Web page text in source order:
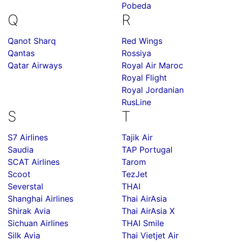
Pobeda
Q
Qanot Sharq
Qantas
Qatar Airways
R
Red Wings
Rossiya
Royal Air Maroc
Royal Flight
Royal Jordanian
RusLine
S
S7 Airlines
Saudia
SCAT Airlines
Scoot
Severstal
Shanghai Airlines
Shirak Avia
Sichuan Airlines
Silk Avia
T
Tajik Air
TAP Portugal
Tarom
TezJet
THAI
Thai AirAsia
Thai AirAsia X
THAI Smile
Thai Vietjet Air